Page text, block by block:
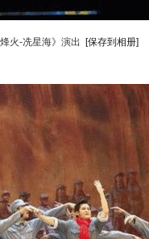
火-冼星海》演出 [保存到相册]